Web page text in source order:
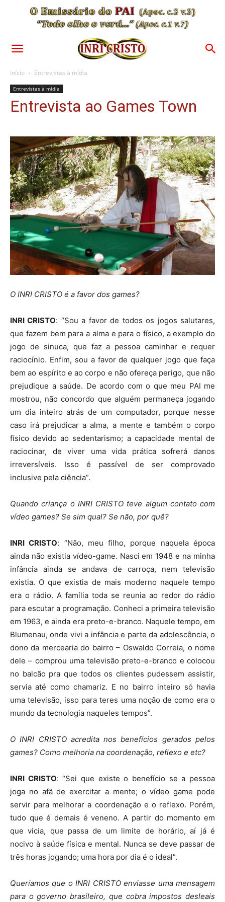
Início Entrevistas à mídia
Entrevistas à mídia
Entrevista ao Games Town
O INRI CRISTO é a favor dos games?
INRI CRISTO: “Sou a favor de todos os jogos salutares,
que fazem bem para a alma e para o físico, a exemplo do
jogo de sinuca, que faz a pessoa caminhar e requer
raciocínio. Enfim, sou a favor de qualquer jogo que faça
bem ao espírito e ao corpo e não ofereça perigo, que não
prejudique a saúde. De acordo com o que meu PAI me
mostrou, não concordo que alguém permaneça jogando
um dia inteiro atrás de um computador, porque nesse
caso irá prejudicar a alma, a mente e também o corpo
físico devido ao sedentarismo; a capacidade mental de
raciocinar, de viver uma vida prática sofrerá danos
irreversíveis. Isso é passível de ser comprovado
inclusive pela ciência”.
Quando criança o INRI CRISTO teve algum contato com
vídeo games? Se sim qual? Se não, por quê?
INRI CRISTO: “Não, meu filho, porque naquela época
ainda não existia vídeo-game. Nasci em 1948 e na minha
infância ainda se andava de carroça, nem televisão
existia. O que existia de mais moderno naquele tempo
era o rádio. A família toda se reunia ao redor do rádio
para escutar a programação. Conheci a primeira televisão
em 1963, e ainda era preto-e-branco. Naquele tempo, em
Blumenau, onde vivi a infância e parte da adolescência, o
dono da mercearia do bairro – Oswaldo Correia, o nome
dele – comprou uma televisão preto-e-branco e colocou
no balcão pra que todos os clientes pudessem assistir,
servia até como chamariz. E no bairro inteiro só havia
uma televisão, isso para teres uma noção de como era o
mundo da tecnologia naqueles tempos”.
O INRI CRISTO acredita nos benefícios gerados pelos
games? Como melhoria na coordenação, reflexo e etc?
INRI CRISTO: “Sei que existe o benefício se a pessoa
joga no afã de exercitar a mente; o vídeo game pode
servir para melhorar a coordenação e o reflexo. Porém,
tudo que é demais é veneno. A partir do momento em
que vicia, que passa de um limite de horário, aí já é
nocivo à saúde física e mental. Nunca se deve passar de
três horas jogando; uma hora por dia é o ideal”.
Queríamos que o INRI CRISTO enviasse uma mensagem
para o governo brasileiro, que cobra impostos desleais